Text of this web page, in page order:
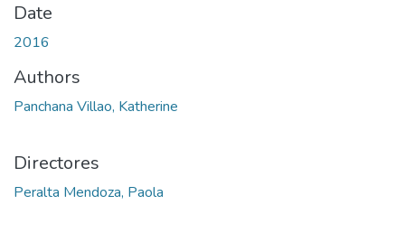
Date
2016
Authors
Panchana Villao, Katherine
Directores
Peralta Mendoza, Paola